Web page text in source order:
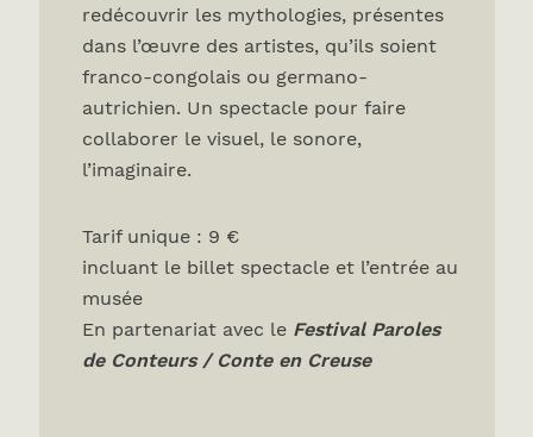
redécouvrir les mythologies, présentes
dans l’œuvre des artistes, qu’ils soient
franco-congolais ou germano-
autrichien. Un spectacle pour faire
collaborer le visuel, le sonore,
l’imaginaire.
Tarif unique : 9 €
incluant le billet spectacle et l’entrée au
musée
En partenariat avec le Festival Paroles
de Conteurs / Conte en Creuse